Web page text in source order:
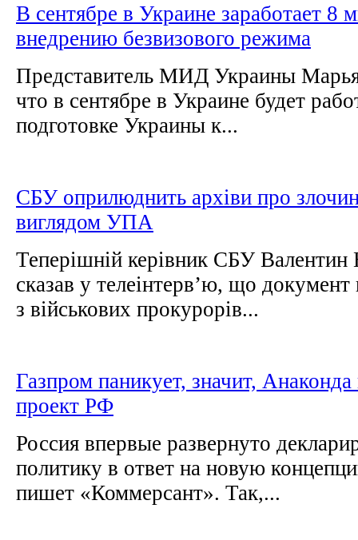
В сентябре в Украине заработает 8
внедрению безвизового режима
Представитель МИД Украины
что в сентябре в Украине будет
подготовке Украины к...
СБУ оприлюднить архіви про
виглядом УПА
Теперішній керівник СБУ Валентин
сказав у телеінтерв’ю, що документ
з військових прокурорів...
Газпром паникует, значит,
проект РФ
Россия впервые развернуто
политику в ответ на новую
пишет «Коммерсант». Так,...